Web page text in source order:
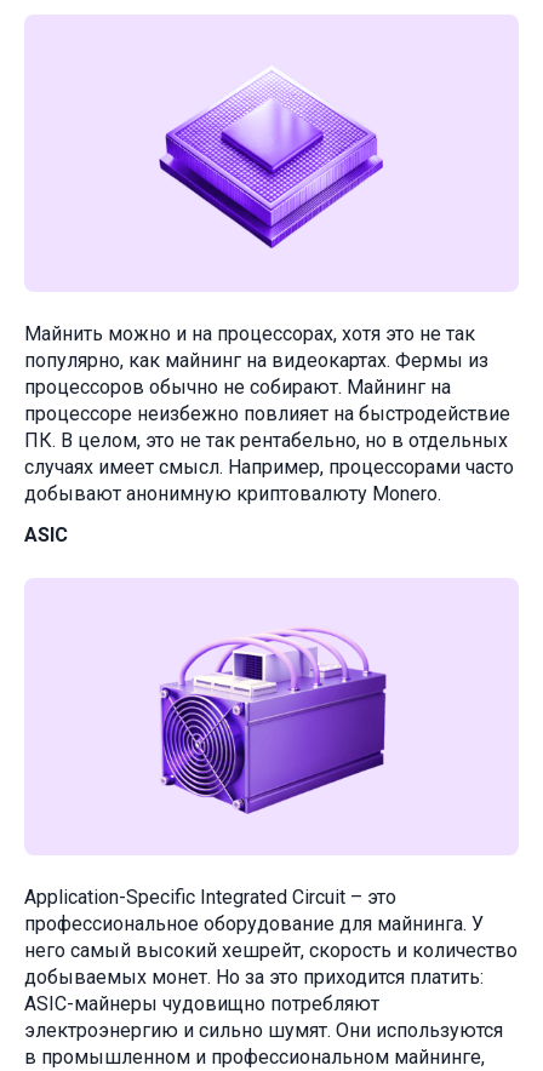
Майнить можно и на процессорах, хотя это не так
популярно, как майнинг на видеокартах. Фермы из
процессоров обычно не собирают. Майнинг на
процессоре неизбежно повлияет на быстродействие
ПК. В целом, это не так рентабельно, но в отдельных
случаях имеет смысл. Например, процессорами часто
добывают анонимную криптовалюту Monero.
ASIC
Application-Specific Integrated Circuit – это
профессиональное оборудование для майнинга. У
него самый высокий хешрейт, скорость и количество
добываемых монет. Но за это приходится платить:
ASIC-майнеры чудовищно потребляют
электроэнергию и сильно шумят. Они используются
в промышленном и профессиональном майнинге,